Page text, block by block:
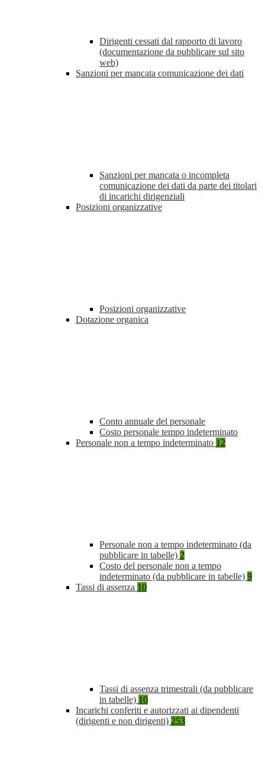
Dirigenti cessati dal rapporto di lavoro
(documentazione da pubblicare sul sito
web)
Sanzioni per mancata comunicazione dei dati
Sanzioni per mancata o incompleta
comunicazione dei dati da parte dei titolari
di incarichi dirigenziali
Posizioni organizzative
Posizioni organizzative
Dotazione organica
Conto annuale del personale
Costo personale tempo indeterminato
Personale non a tempo indeterminato 12
Personale non a tempo indeterminato (da
pubblicare in tabelle) 2
Costo del personale non a tempo
indeterminato (da pubblicare in tabelle) 9
Tassi di assenza 10
Tassi di assenza trimestrali (da pubblicare
in tabelle) 10
Incarichi conferiti e autorizzati ai dipendenti
(dirigenti e non dirigenti) 253